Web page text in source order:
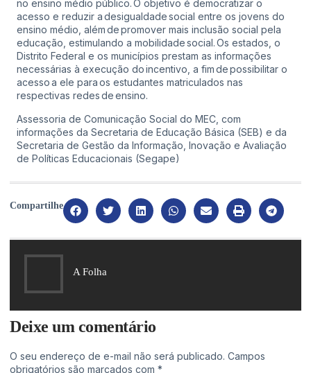
no ensino médio público. O objetivo é democratizar o
acesso e reduzir a desigualdade social entre os jovens do
ensino médio, além de promover mais inclusão social pela
educação, estimulando a mobilidade social. Os estados, o
Distrito Federal e os municípios prestam as informações
necessárias à execução do incentivo, a fim de possibilitar o
acesso a ele para os estudantes matriculados nas
respectivas redes de ensino.
Assessoria de Comunicação Social do MEC, com
informações da Secretaria de Educação Básica (SEB) e da
Secretaria de Gestão da Informação, Inovação e Avaliação
de Políticas Educacionais (Segape)
Compartilhe
A Folha
Deixe um comentário
O seu endereço de e-mail não será publicado. Campos
obrigatórios são marcados com *